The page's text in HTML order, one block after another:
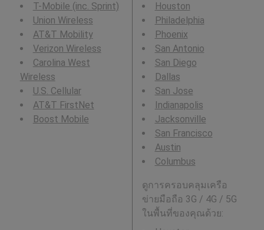
T-Mobile (inc. Sprint)
Union Wireless
AT&T Mobility
Verizon Wireless
Carolina West
Wireless
U.S. Cellular
AT&T FirstNet
Boost Mobile
Houston
Philadelphia
Phoenix
San Antonio
San Diego
Dallas
San Jose
Indianapolis
Jacksonville
San Francisco
Austin
Columbus
ดูการครอบคลุมเครือ
ข่ายมือถือ 3G / 4G / 5G
ในพื้นที่ของคุณด้วย: